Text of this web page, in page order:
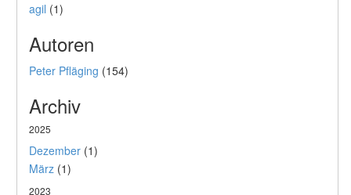
agil (1)
Autoren
Peter Pfläging (154)
Archiv
2025
Dezember (1)
März (1)
2023